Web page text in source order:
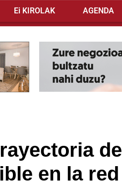
Ei KIROLAK AGENDA
de
en la red